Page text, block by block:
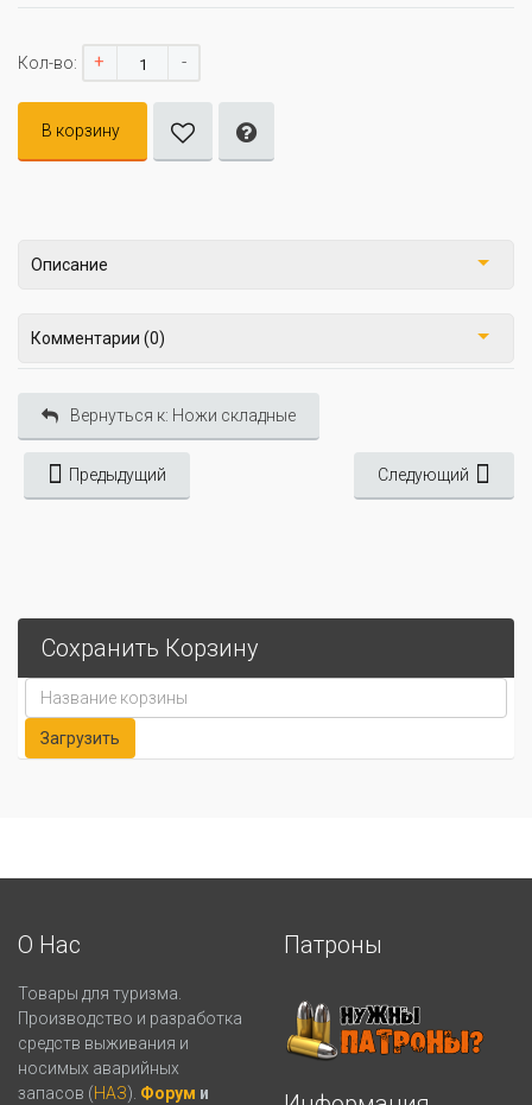
Кол-во: + -
В корзину
Описание
Комментарии (0)
Вернуться к: Ножи складные
Предыдущий Следующий
Сохранить Корзину
О Нас
Товары для туризма.
Производство и разработка
средств выживания и
носимых аварийных
запасов (НАЗ). Форум и
Патроны